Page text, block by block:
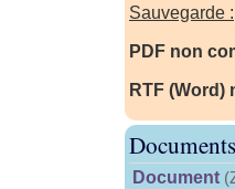
Sauvegarde :
PDF non
RTF (Word)
Document (